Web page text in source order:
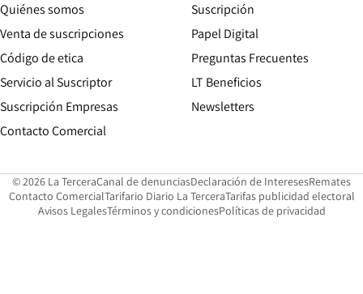
Quiénes somos
Venta de suscripciones
Código de etica Opens in new window
Servicio al Suscriptor
Suscripción Empresas
Contacto Comercial
Suscripción
Papel Digital
Preguntas Frecuentes
LT Beneficios
Newsletters
© 2026 La TerceraCanal de denunciasOpens in new window
Declaración de InteresesOpens in
Remates
Contacto ComercialOpens in new window
Tarifario Diario La TerceraOpens in new window
Tarifas publicidad electoral
Avisos LegalesOpens in new window
Términos y condicionesPolíticas de privacidad